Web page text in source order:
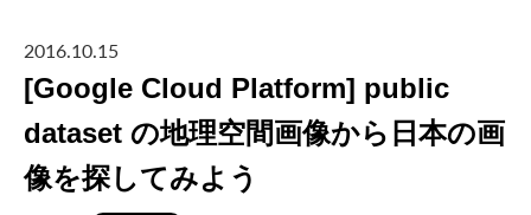
2016.10.15
[Google Cloud Platform] public
dataset の地理空間画像から日本の画
像を探してみよう